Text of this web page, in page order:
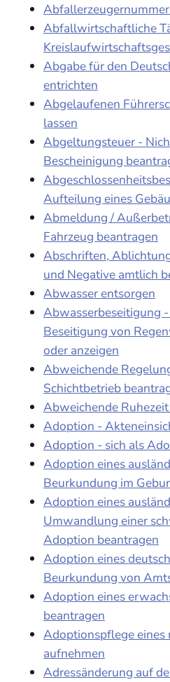
Abfallwirtschaftliche
Abgabe für den
entrichten
Abgelaufenen
lassen
Abgeltungsteuer -
Bescheinigung
Aufteilung eines
Abmeldung /
Fahrzeug beantragen
Abschriften,
und Negative amtlich
Abwasser entsorgen
Abwasserbeseitigung
Beseitigung von
oder anzeigen
Abweichende
Schichtbetrieb
Abweichende
Adoption -
Adoption - sich als
Adoption eines
Beurkundung im
Adoption eines
Umwandlung einer
Adoption beantragen
Adoption eines
Beurkundung von
Adoption eines
beantragen
Adoptionspflege eines
aufnehmen
Adressänderung auf